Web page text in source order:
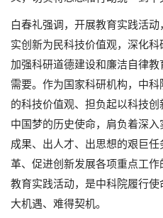
白春礼强调，开展教育实践活
实创新为民科技价值观，深化科
加强科研道德建设和廉洁自律
需要。作为国家科研机构，中
的科技价值观、担负起以科技
中国梦的历史使命，肩负着深
成果、出人才、出思想的艰巨
革、促进创新发展各项重点工
教育实践活动，是中科院履行
大机遇、难得契机。